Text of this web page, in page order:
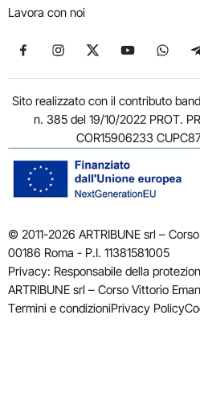
Lavora con noi
Seguici su Facebook
Seguici su Instagram
Seguici su X
Seguici su
Sito realizzato con il contributo
n. 385 del 19/10/2022 PROT.
COR15906233
© 2011-2026 ARTRIBUNE srl –
00186 Roma - P.I. 11381581005
Privacy: Responsabile della
ARTRIBUNE srl – Corso Vittorio
Termini e condizioniPrivacy Policy